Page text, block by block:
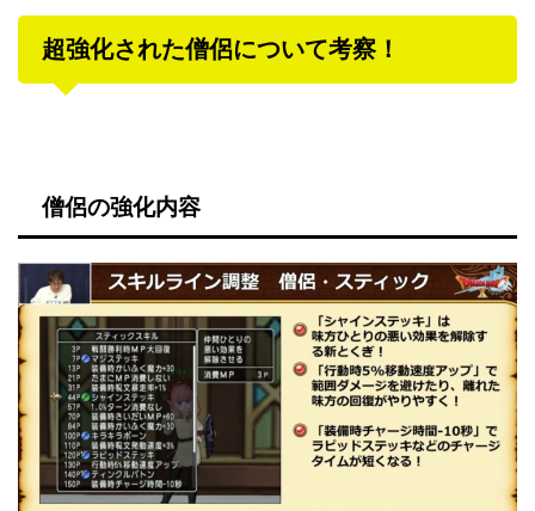
超強化された僧侶について考察！
僧侶の強化内容